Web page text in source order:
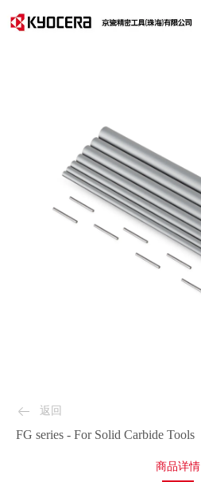
返回
FG series - For Solid Carbide Tools
商品详情